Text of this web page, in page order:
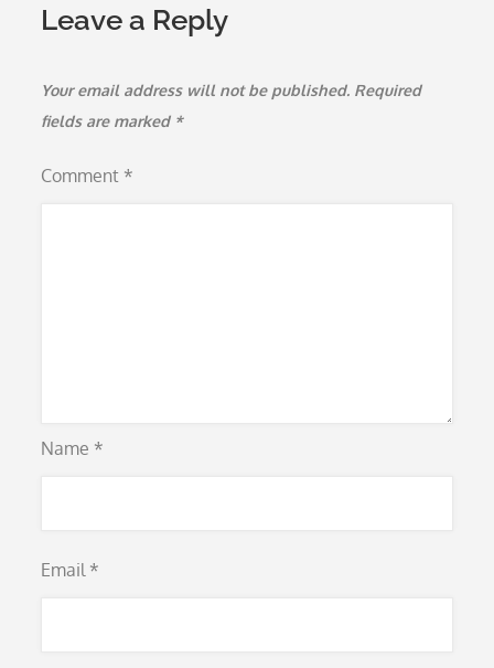
Leave a Reply
Your email address will not be published. Required
fields are marked *
Comment *
Name *
Email *